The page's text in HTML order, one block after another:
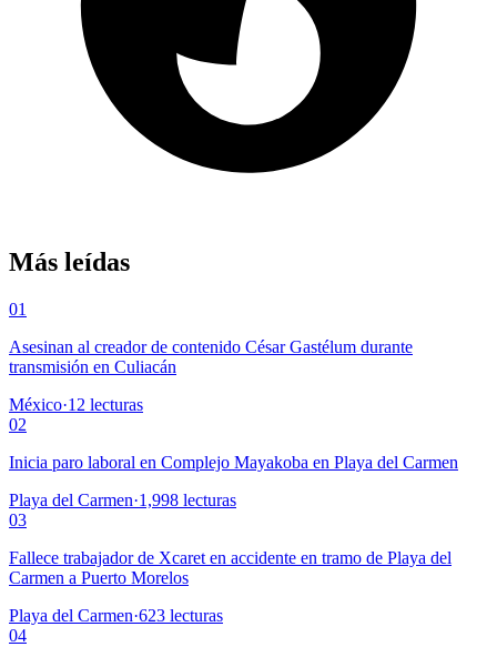
Más leídas
01
Asesinan al creador de contenido César Gastélum durante
transmisión en Culiacán
México·12 lecturas
02
Inicia paro laboral en Complejo Mayakoba en Playa del Carmen
Playa del Carmen·1,998 lecturas
03
Fallece trabajador de Xcaret en accidente en tramo de Playa del
Carmen a Puerto Morelos
Playa del Carmen·623 lecturas
04